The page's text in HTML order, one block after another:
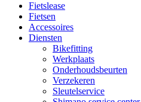
Fietslease
Fietsen
Accessoires
Diensten
Bikefitting
Werkplaats
Onderhoudsbeurten
Verzekeren
Sleutelservice